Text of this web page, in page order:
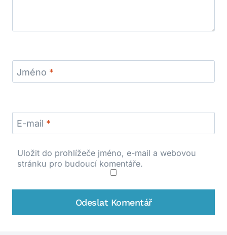
Jméno *
E-mail *
Uložit do prohlížeče jméno, e-mail a webovou
stránku pro budoucí komentáře.